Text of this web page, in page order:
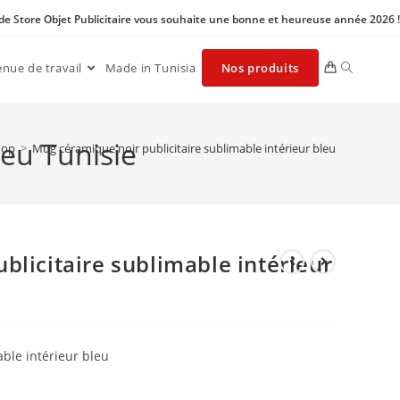
Store Objet Publicitaire vous souhaite une bonne et heureuse année 2026 !
de travail Made in Tunisia Nos produits
Tunisie
> Mug céramique noir publicitaire sublimable intérieur bleu
sublimable intérieur
intérieur bleu